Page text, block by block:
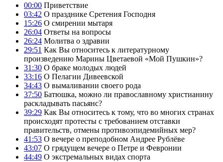
00:00 Приветствие
03:42 О празднике Сретения Господня
15:26 О смирении мытаря
26:04 Ответы на вопросы
26:24 Молитва о здравии
29:51 Как Вы относитесь к литературному
произведению Марины Цветаевой «Мой Пушкин»?
31:30 О браке молодых людей
33:16 О Пелагии Дивеевской
34:43 О вымаливании своего рода
37:50 Батюшка, можно ли православному христианину
раскладывать пасьянс?
39:29 Как Вы относитесь к тому, что во многих странах
происходят протесты с требованием отставки
правительств, отмены противоэпидемийных мер?
41:53 О вечере о преподобном Андрее Рублёве
43:07 О грядущем вечере о Петре и Февронии
44:49 О экстремальных видах спорта